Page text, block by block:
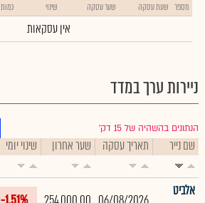
מספר שעת עסקה שער עסקה שינוי כמות
אין עסקאות
ניירות ערך במדד
הנתונים בהשהיה של 15 דק׳
שם נייר תאריך עסקה שער אחרון שינוי יומי
אלביט